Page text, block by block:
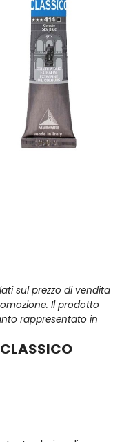
sul prezzo di vendita
Il prodotto
rappresentato in